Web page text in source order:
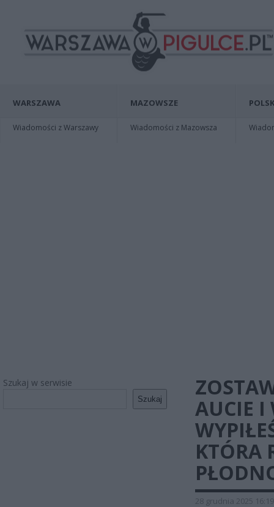
WARSZAWA
Wiadomości z Warszawy
MAZOWSZE
Wiadomości z Mazowsza
Szukaj w serwisie
Szukaj
AUCIE I
KTÓRA
28 grudnia 2025 16:19